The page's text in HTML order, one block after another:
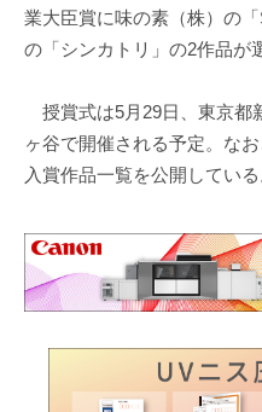
業大臣賞に味の素（株）の
の「シンカトリ」の2作品が
授賞式は5月29日、東京都
ヶ谷で開催される予定。なお
入賞作品一覧を公開している